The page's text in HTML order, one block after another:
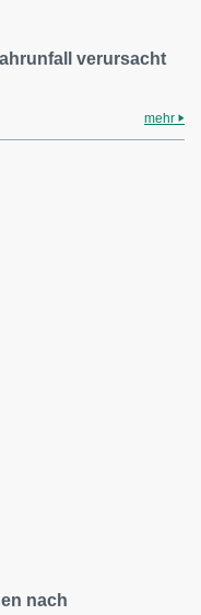
verursacht
mehr
nach